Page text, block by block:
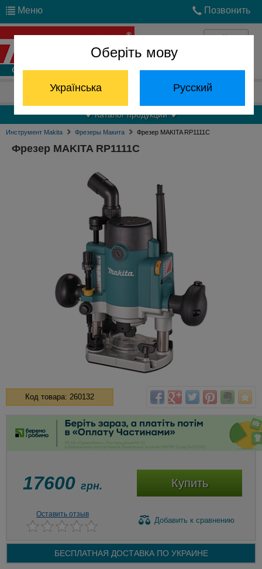
Оберіть мову
Українська Русский
Меню Позвонить
Войти
Отдел запчастей: (068) 824-24-24
Каталог продукции
Инструмент Makita Фрезеры Макита Фрезер MAKITA RP1111C
Фрезер MAKITA RP1111C
Код товара: 260132
17600 грн. Купить
Оставить отзыв
Добавить к сравнению
БЕСПЛАТНАЯ ДОСТАВКА ПО УКРАИНЕ